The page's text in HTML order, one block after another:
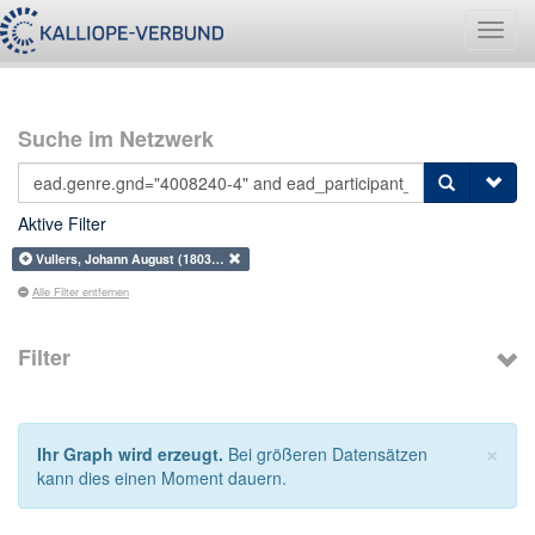
Suche im Netzwerk
Aktive Filter
Vullers, Johann August (1803…
Alle Filter entfernen
Filter
×
Ihr Graph wird erzeugt. Bei größeren Datensätzen
kann dies einen Moment dauern.